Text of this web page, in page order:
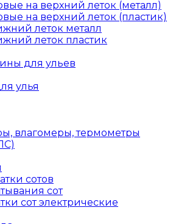
на верхний леток (металл)
на верхний леток (пластик)
леток металл
леток пластик
для ульев
улья
влагомеры, термометры
сотов
сот
сот электрические